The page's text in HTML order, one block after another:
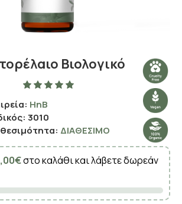
Βιολογικό
HnB
3010
ΔΙΑΘΈΣΙΜΟ
στο καλάθι και λάβετε δωρεάν